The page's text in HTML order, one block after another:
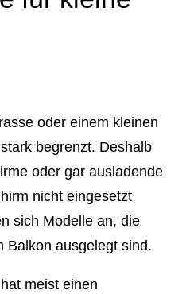
oder einem kleinen
begrenzt. Deshalb
oder gar ausladende
nicht eingesetzt
sich Modelle an, die
Balkon ausgelegt sind.
meist einen